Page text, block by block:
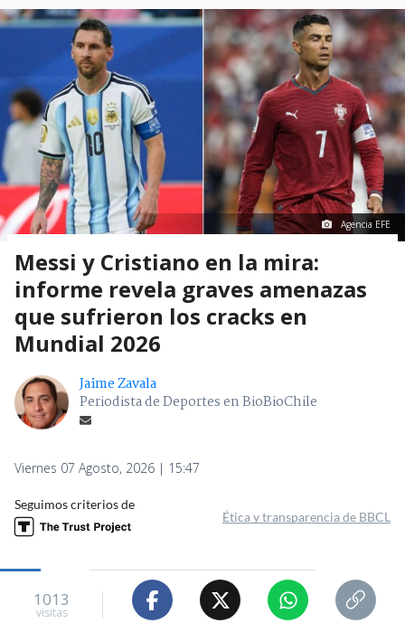
Agencia EFE
Messi y Cristiano en la mira:
informe revela graves amenazas
que sufrieron los cracks en
Mundial 2026
Jaime Zavala
Periodista de Deportes en BioBioChile
Viernes 07 Agosto, 2026 | 15:47
Seguimos criterios de
Ética y transparencia de BBCL
1013
visitas